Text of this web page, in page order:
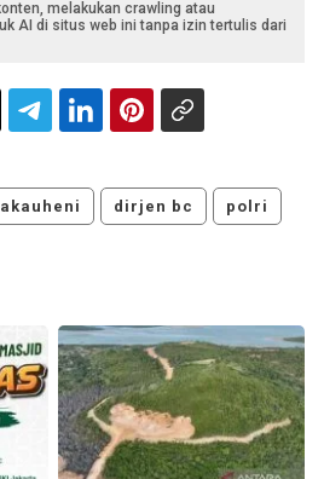
melakukan crawling atau
AI di situs web ini tanpa izin tertulis dari
dirjen bc polri